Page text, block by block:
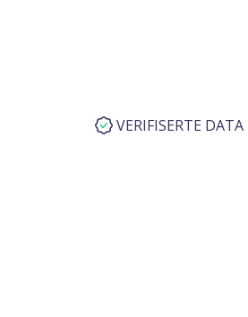
VERIFISERTE DATA